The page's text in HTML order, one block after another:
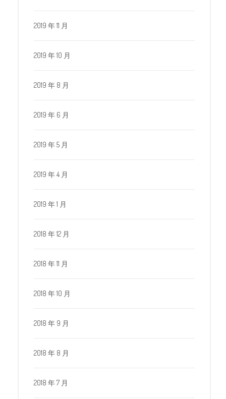
2019 年 11 月
2019 年 10 月
2019 年 8 月
2019 年 6 月
2019 年 5 月
2019 年 4 月
2019 年 1 月
2018 年 12 月
2018 年 11 月
2018 年 10 月
2018 年 9 月
2018 年 8 月
2018 年 7 月